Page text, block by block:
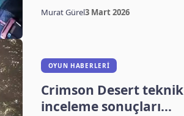
Murat Gürel3 Mart 2026
OYUN HABERLERI
Crimson Desert teknik
inceleme sonuçları